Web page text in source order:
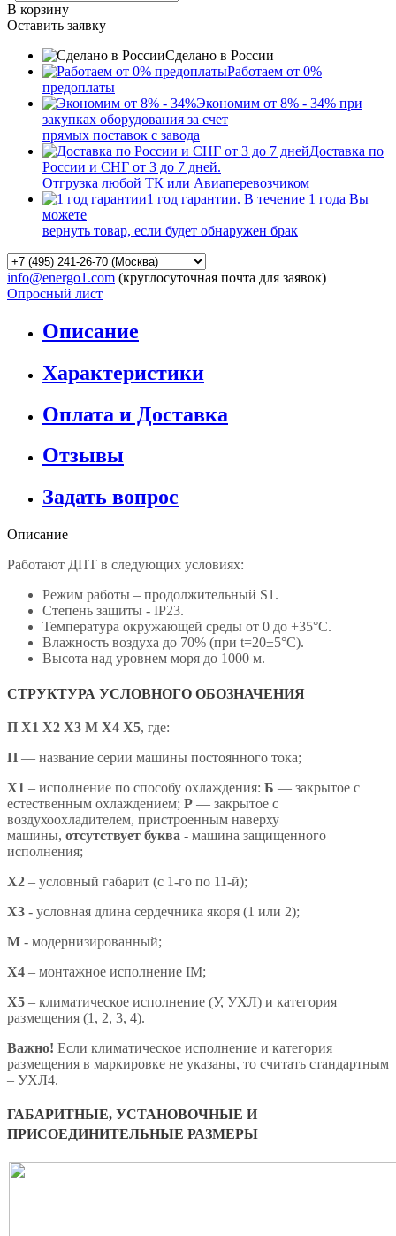
В корзину
Оставить заявку
Сделано в России
Работаем от 0%
предоплаты
Экономим от 8% - 34% при
закупках оборудования за счет
прямых поставок с завода
Доставка по
России и СНГ от 3 до 7 дней.
Отгрузка любой ТК или Авиаперевозчиком
1 год гарантии. В течение 1 года Вы
можете
вернуть товар, если будет обнаружен брак
info@energo1.com (круглосуточная почта для заявок)
Опросный лист
Описание
Характеристики
Оплата и Доставка
Отзывы
Задать вопрос
Описание
Работают ДПТ в следующих условиях:
Режим работы – продолжительный S1.
Степень защиты - IP23.
Температура окружающей среды от 0 до +35°С.
Влажность воздуха до 70% (при t=20±5°С).
Высота над уровнем моря до 1000 м.
СТРУКТУРА УСЛОВНОГО ОБОЗНАЧЕНИЯ
П Х1 Х2 Х3 М Х4 X5, где:
П — название серии машины постоянного тока;
X1 – исполнение по способу охлаждения: Б — закрытое с
естественным охлаждением; Р — закрытое с
воздухоохладителем, пристроенным наверху
машины, отсутствует буква - машина защищенного
исполнения;
X2 – условный габарит (с 1-го по 11-й);
X3 - условная длина сердечника якоря (1 или 2);
М - модернизированный;
Х4 – монтажное исполнение IM;
X5 – климатическое исполнение (У, УХЛ) и категория
размещения (1, 2, 3, 4).
Важно! Если климатическое исполнение и категория
размещения в маркировке не указаны, то считать стандартным
– УХЛ4.
ГАБАРИТНЫЕ, УСТАНОВОЧНЫЕ И
ПРИСОЕДИНИТЕЛЬНЫЕ РАЗМЕРЫ